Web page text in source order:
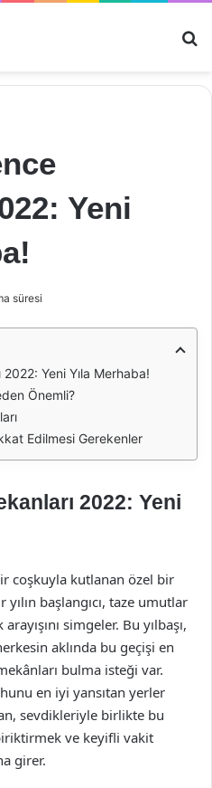
Yeni
süresi
2022: Yeni Yıla Merhaba!
Önemli?
Edilmesi Gerekenler
2022: Yeni
coşkuyla kutlanan özel bir
başlangıcı, taze umutlar
simgeler. Bu yılbaşı,
aklında bu geçişi en
bulma isteği var.
en iyi yansıtan yerler
sevdikleriyle birlikte bu
ve keyifli vakit
girer.